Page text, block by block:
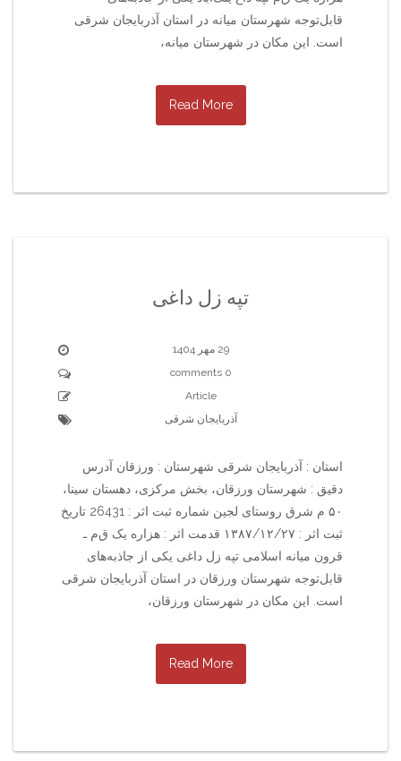
قابل‌توجه شهرستان میانه در استان آذربایجان شرقی
است. این مکان در شهرستان میانه،
Read More
تپه زل داغی
29 مهر 1404
0 comments
Article
آذربایجان شرقی
استان : آذربایجان شرقی شهرستان : ورزقان آدرس
دقیق : شهرستان ورزقان، بخش مرکزی، دهستان سینا،
۵۰ م شرق روستای لجین شماره ثبت اثر : 26431 تاریخ
ثبت اثر : ۱۳۸۷/۱۲/۲۷ قدمت اثر : هزاره یک ق‌م‌ ـ
قرون میانه اسلامی تپه زل داغی یکی از جاذبه‌های
قابل‌توجه شهرستان ورزقان در استان آذربایجان شرقی
است. این مکان در شهرستان ورزقان،
Read More